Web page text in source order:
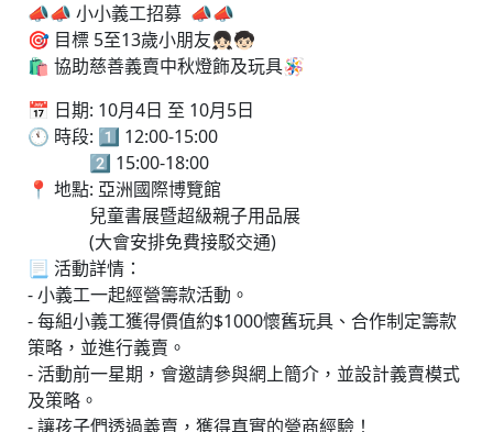
📣📣 小小義工招募 📣📣
🎯 目標 5至13歲小朋友👧🏻🧒🏻
🛍️ 協助慈善義賣中秋燈飾及玩具🪅
📅 日期: 10月4日 至 10月5日
🕚 時段: 1️⃣ 12:00-15:00
2️⃣ 15:00-18:00
📍 地點: 亞洲國際博覽館
兒童書展暨超級親子用品展
(大會安排免費接駁交通)
📃 活動詳情：
- 小義工一起經營籌款活動。
- 每組小義工獲得價值約$1000懷舊玩具、合作制定籌款
策略，並進行義賣。
- 活動前一星期，會邀請參與網上簡介，並設計義賣模式
及策略。
- 讓孩子們透過義賣，獲得真實的營商經驗！